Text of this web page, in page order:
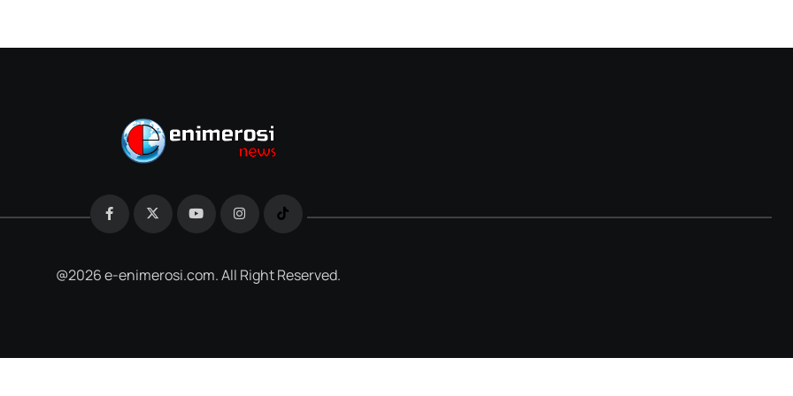
@2026 e-enimerosi.com. All Right Reserved.